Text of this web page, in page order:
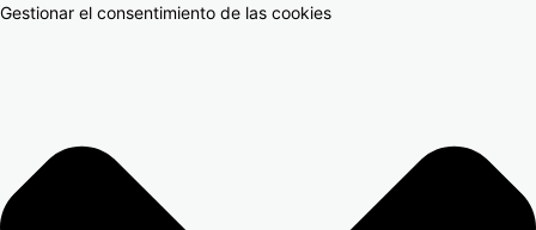
Gestionar el consentimiento de las cookies